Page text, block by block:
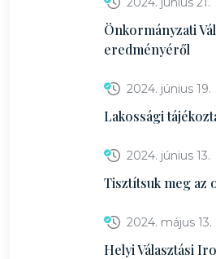
Önkormányzati
eredményéről
2024. június 19.
Lakossági
2024. június 13.
Tisztítsuk meg az
2024. május 13.
Helyi Választási